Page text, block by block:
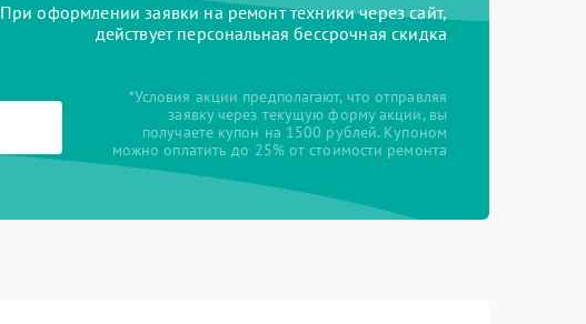
При оформлении заявки на ремонт техники через сайт,
действует персональная бессрочная скидка
*Условия акции предполагают, что отправляя
заявку через текущую форму акции, вы
получаете купон на 1500 рублей. Купоном
можно оплатить до 25% от стоимости ремонта